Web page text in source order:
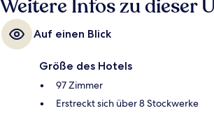
Weitere Infos zu dieser
Auf einen Blick
Größe des Hotels
97 Zimmer
Erstreckt sich über 8 Stockwerke